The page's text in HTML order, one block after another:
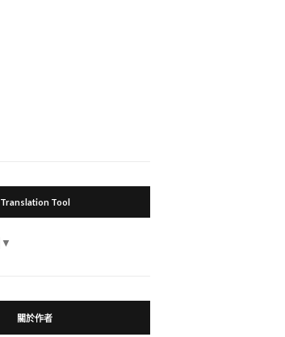
Translation Tool
▼
關於作者